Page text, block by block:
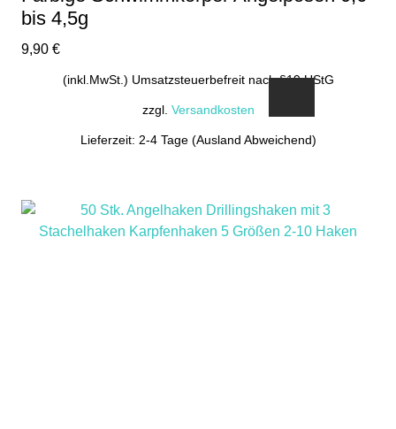
bis 4,5g
9,90 €
(inkl.MwSt.) Umsatzsteuerbefreit nach §19 UStG
zzgl. Versandkosten
Lieferzeit: 2-4 Tage (Ausland Abweichend)